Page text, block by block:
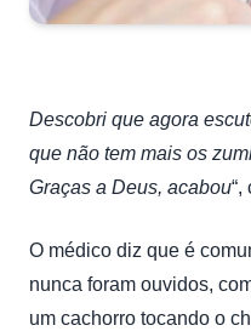
Descobri que agora
que não tem mais os
Graças a Deus, acabou“,
O médico diz que é
nunca foram ouvidos,
um cachorro tocando o